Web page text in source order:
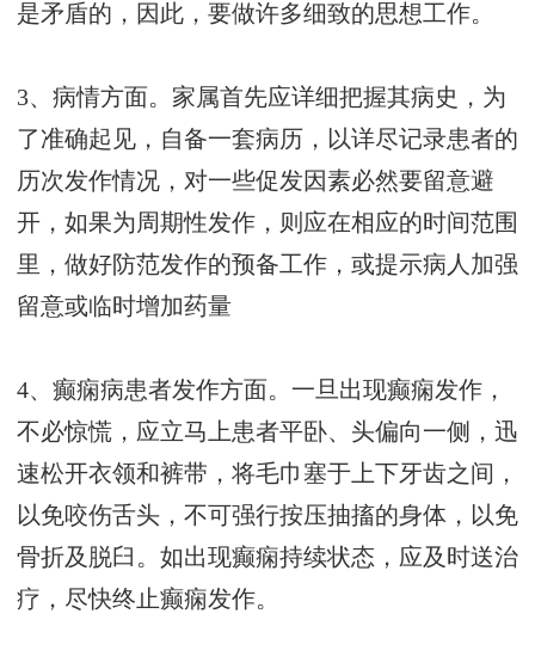
是矛盾的，因此，要做许多细致的思想工作。
3、病情方面。家属首先应详细把握其病史，为
了准确起见，自备一套病历，以详尽记录患者的
历次发作情况，对一些促发因素必然要留意避
开，如果为周期性发作，则应在相应的时间范围
里，做好防范发作的预备工作，或提示病人加强
留意或临时增加药量
4、癫痫病患者发作方面。一旦出现癫痫发作，
不必惊慌，应立马上患者平卧、头偏向一侧，迅
速松开衣领和裤带，将毛巾塞于上下牙齿之间，
以免咬伤舌头，不可强行按压抽搐的身体，以免
骨折及脱臼。如出现癫痫持续状态，应及时送治
疗，尽快终止癫痫发作。